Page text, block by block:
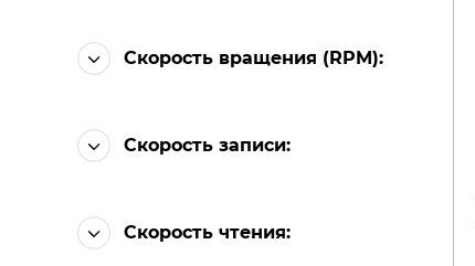
Скорость вращения (RPM):
Скорость записи:
Скорость чтения: